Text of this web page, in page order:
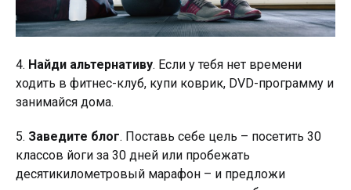
4. Найди альтернативу. Если у тебя нет времени
ходить в фитнес-клуб, купи коврик, DVD-программу и
занимайся дома.
5. Заведите блог. Поставь себе цель – посетить 30
классов йоги за 30 дней или пробежать
десятикилометровый марафон – и предложи